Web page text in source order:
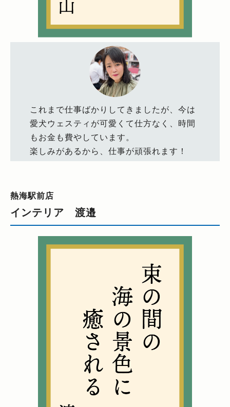
これまで仕事ばかりしてきましたが、今は
愛犬ウェスティが可愛くて仕方なく、時間
もお金も費やしています。
楽しみがあるから、仕事が頑張れます！
熱海駅前店
インテリア 渡邉